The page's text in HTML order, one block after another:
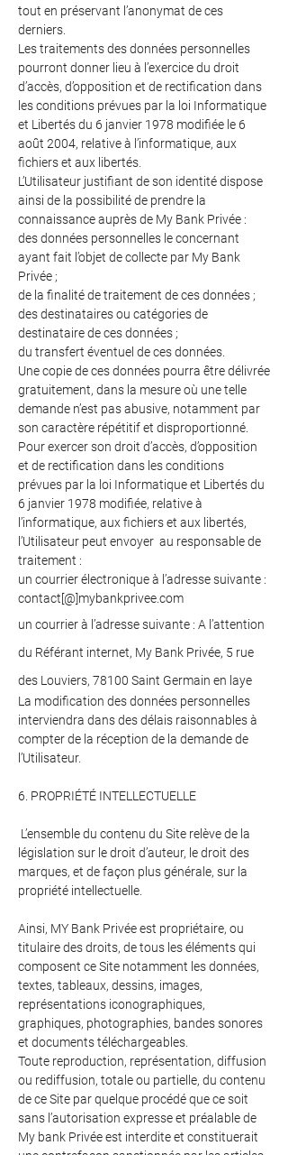
tout en préservant l’anonymat de ces
derniers.
Les traitements des données personnelles
pourront donner lieu à l’exercice du droit
d’accès, d’opposition et de rectification dans
les conditions prévues par la loi Informatique
et Libertés du 6 janvier 1978 modifiée le 6
août 2004, relative à l’informatique, aux
fichiers et aux libertés.
L’Utilisateur justifiant de son identité dispose
ainsi de la possibilité de prendre la
connaissance auprès de My Bank Privée :
des données personnelles le concernant
ayant fait l’objet de collecte par My Bank
Privée ;
de la finalité de traitement de ces données ;
des destinataires ou catégories de
destinataire de ces données ;
du transfert éventuel de ces données.
Une copie de ces données pourra être délivrée
gratuitement, dans la mesure où une telle
demande n’est pas abusive, notamment par
son caractère répétitif et disproportionné.
Pour exercer son droit d’accès, d’opposition
et de rectification dans les conditions
prévues par la loi Informatique et Libertés du
6 janvier 1978 modifiée, relative à
l’informatique, aux fichiers et aux libertés,
l’Utilisateur peut envoyer au responsable de
traitement :
un courrier électronique à l’adresse suivante :
contact[@]mybankprivee.com
un courrier à l’adresse suivante : A l’attention
du Référant internet, My Bank Privée, 5 rue
des Louviers, 78100 Saint Germain en laye
La modification des données personnelles
interviendra dans des délais raisonnables à
compter de la réception de la demande de
l’Utilisateur.
6. PROPRIÉTÉ INTELLECTUELLE
L’ensemble du contenu du Site relève de la
législation sur le droit d’auteur, le droit des
marques, et de façon plus générale, sur la
propriété intellectuelle.
Ainsi, MY Bank Privée est propriétaire, ou
titulaire des droits, de tous les éléments qui
composent ce Site notamment les données,
textes, tableaux, dessins, images,
représentations iconographiques,
graphiques, photographies, bandes sonores
et documents téléchargeables.
Toute reproduction, représentation, diffusion
ou rediffusion, totale ou partielle, du contenu
de ce Site par quelque procédé que ce soit
sans l’autorisation expresse et préalable de
My bank Privée est interdite et constituerait